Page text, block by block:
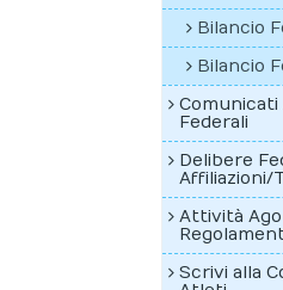
Bilancio
Bilancio
Comunicati
Federali
Delibere
Affiliazioni/
Attività
Scrivi alla